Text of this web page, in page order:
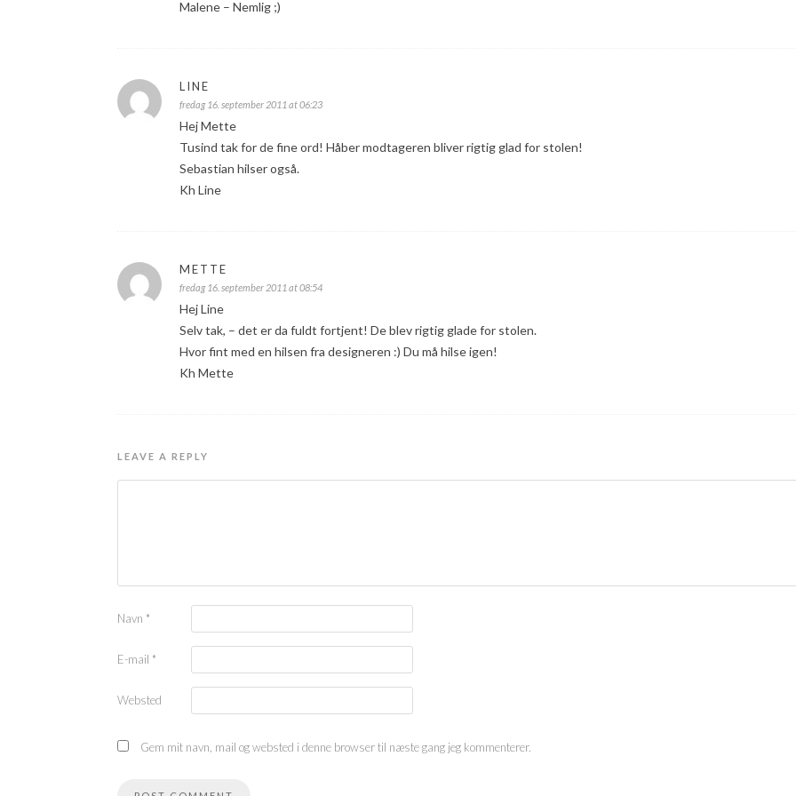
Malene – Nemlig ;)
LINE
fredag 16. september 2011 at 06:23
Hej Mette
Tusind tak for de fine ord! Håber modtageren bliver rigtig glad for stolen!
Sebastian hilser også.
Kh Line
METTE
fredag 16. september 2011 at 08:54
Hej Line
Selv tak, – det er da fuldt fortjent! De blev rigtig glade for stolen.
Hvor fint med en hilsen fra designeren :) Du må hilse igen!
Kh Mette
LEAVE A REPLY
Navn *
E-mail *
Websted
Gem mit navn, mail og websted i denne browser til næste gang jeg kommenterer.